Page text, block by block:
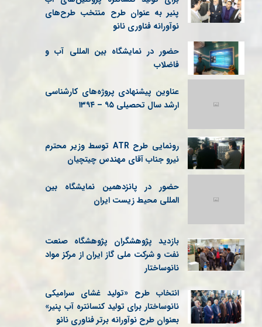
پنیر به عنوان طرح منتخب طرح‌های
نوآورانه فناوری نانو
حضور در نمایشگاه بین المللی آب و
فاضلاب
عناوین پیشنهادی پروژه‌های کارشناسی
ارشد سال تحصیلی ۹۵ – ۱۳۹۴
رونمایی طرح ATR توسط وزیر محترم
نیرو جناب آقای مهندس چیتچیان
حضور در پانزدهمین نمایشگاه بین
المللی محیط زیست ایران
بازدید پژوهشگران پژوهشگاه صنعت
نفت و شرکت ملی گاز ایران از مرکز مواد
نانوساختار
انتخاب طرح «تولید غشای سرامیکی
نانوساختار برای تولید کنسانتره آب پنیر»
بعنوان طرح نوآورانه برتر فناوری نانو